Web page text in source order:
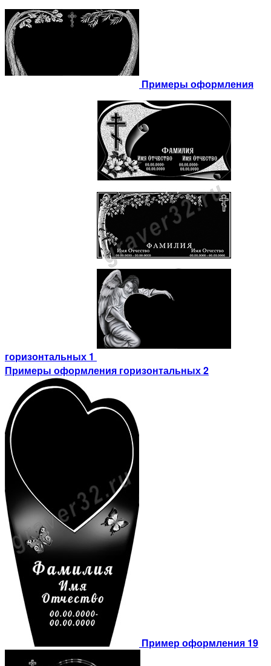
Примеры оформления
горизонтальных 1
Примеры оформления горизонтальных 2
Пример оформления 19